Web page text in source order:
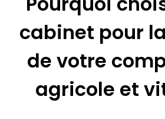
cabinet pour
de votre
agricole et